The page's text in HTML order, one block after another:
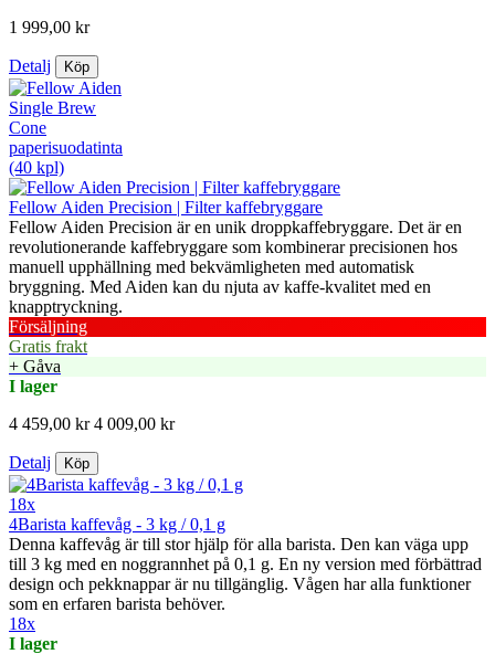
1 999,00 kr
Detalj Köp
Fellow Aiden Precision | Filter kaffebryggare
Fellow Aiden Precision är en unik droppkaffebryggare. Det är en
revolutionerande kaffebryggare som kombinerar precisionen hos
manuell upphällning med bekvämligheten med automatisk
bryggning. Med Aiden kan du njuta av kaffe-kvalitet med en
knapptryckning.
Försäljning
Gratis frakt
+ Gåva
I lager
4 459,00 kr 4 009,00 kr
Detalj Köp
18x
4Barista kaffevåg - 3 kg / 0,1 g
Denna kaffevåg är till stor hjälp för alla barista. Den kan väga upp
till 3 kg med en noggrannhet på 0,1 g. En ny version med förbättrad
design och pekknappar är nu tillgänglig. Vågen har alla funktioner
som en erfaren barista behöver.
18x
I lager